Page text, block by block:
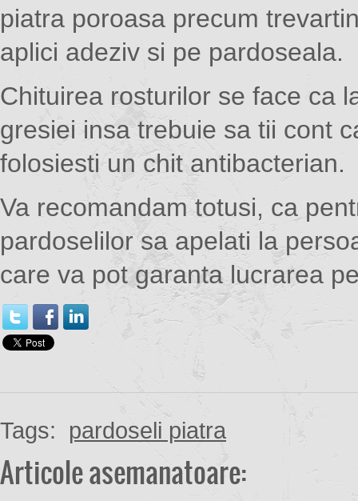
piatra poroasa precum
aplici adeziv si pe pardoseala.
Chituirea rosturilor se face ca
gresiei insa trebuie sa tii cont
folosiesti un chit antibacterian.
Va recomandam totusi, ca
pardoselilor sa apelati la
care va pot garanta lucrarea
Tags: pardoseli piatra
Articole asemanatoare: